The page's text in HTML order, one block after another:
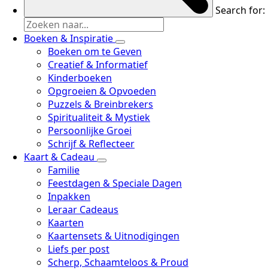
Search for:
Boeken & Inspiratie
Boeken om te Geven
Creatief & Informatief
Kinderboeken
Opgroeien & Opvoeden
Puzzels & Breinbrekers
Spiritualiteit & Mystiek
Persoonlijke Groei
Schrijf & Reflecteer
Kaart & Cadeau
Familie
Feestdagen & Speciale Dagen
Inpakken
Leraar Cadeaus
Kaarten
Kaartensets & Uitnodigingen
Liefs per post
Scherp, Schaamteloos & Proud